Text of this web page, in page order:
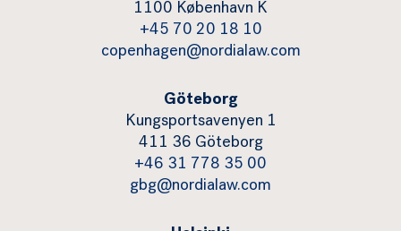
1100 København K
+45 70 20 18 10
copenhagen@nordialaw.com
Göteborg
Kungsportsavenyen 1
411 36 Göteborg
+46 31 778 35 00
gbg@nordialaw.com